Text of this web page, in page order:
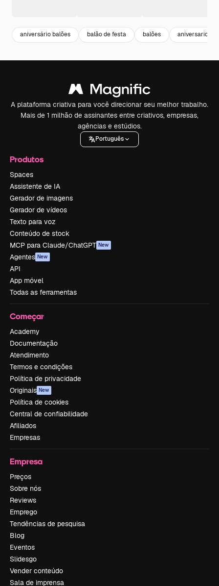
aniversário balões balão de festa balões aniversario
A plataforma criativa para você direcionar seu melhor trabalho.
Mais de 1 milhão de assinantes entre criativos, empresas,
agências e estúdios.
Português
Produtos
Spaces
Assistente de IA
Gerador de imagens
Gerador de vídeos
Texto para voz
Conteúdo de stock
MCP para Claude/ChatGPT New
Agentes New
API
App móvel
Todas as ferramentas
Começar
Academy
Documentação
Atendimento
Termos e condições
Política de privacidade
Originais New
Política de cookies
Central de confiabilidade
Afiliados
Empresas
Empresa
Preços
Sobre nós
Reviews
Emprego
Tendências de pesquisa
Blog
Eventos
Slidesgo
Vender conteúdo
Sala de imprensa